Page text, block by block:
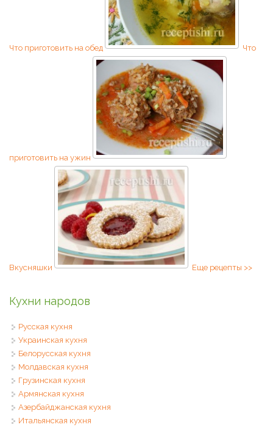
Что приготовить на обед Что
приготовить на ужин
Вкусняшки Еще рецепты >>
Кухни народов
Русская кухня
Украинская кухня
Белорусская кухня
Молдавская кухня
Грузинская кухня
Армянская кухня
Азербайджанская кухня
Итальянская кухня